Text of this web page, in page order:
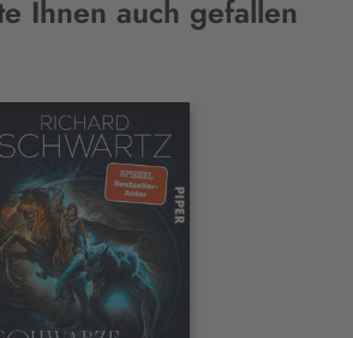
Ihnen auch gefallen